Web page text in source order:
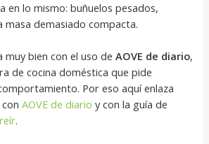
en lo mismo: buñuelos pesados,
masa demasiado compacta.
muy bien con el uso deAOVE de diario,
de cocina doméstica que pide
Por eso aquí enlaza
conAOVE de diario y con la guía de
.